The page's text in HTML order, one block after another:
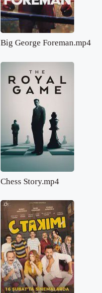
Big George Foreman.mp4
Chess Story.mp4